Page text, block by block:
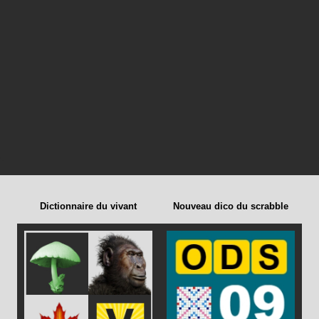
Dictionnaire du vivant Nouveau dico du scrabble